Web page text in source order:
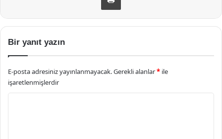
Bir yanıt yazın
E-posta adresiniz yayınlanmayacak.Gerekli alanlar* ile
işaretlenmişlerdir